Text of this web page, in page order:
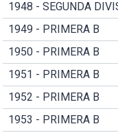
1948 - SEGUNDA
1949 - PRIMERA B
1950 - PRIMERA B
1951 - PRIMERA B
1952 - PRIMERA B
1953 - PRIMERA B